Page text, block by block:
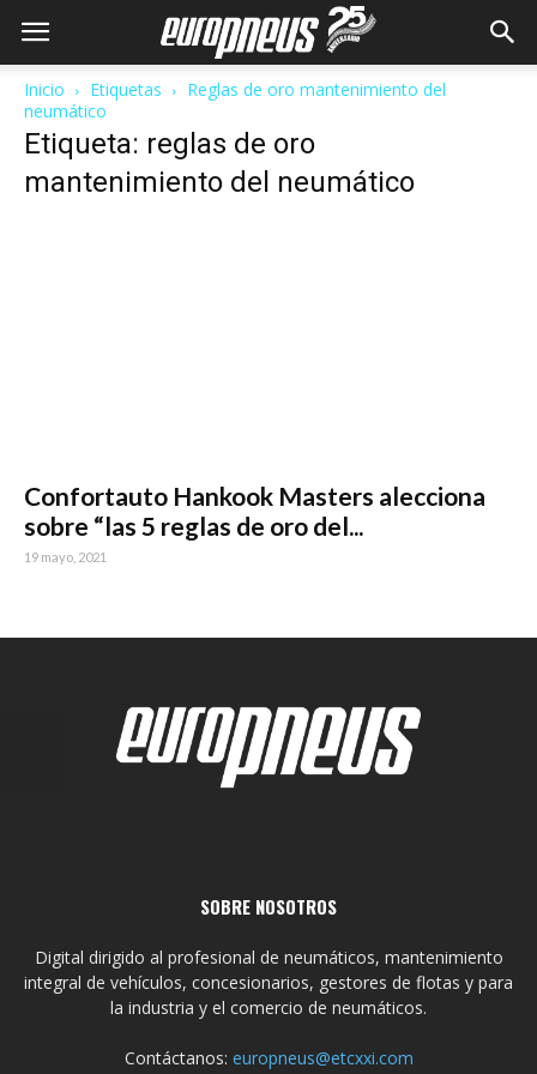
Inicio Etiquetas
Reglas de oro mantenimiento del
neumático
Etiqueta: reglas de oro
mantenimiento del neumático
Confortauto Hankook Masters alecciona
sobre “las 5 reglas de oro del...
19 mayo, 2021
SOBRE NOSOTROS
Digital dirigido al profesional de neumáticos, mantenimiento
integral de vehículos, concesionarios, gestores de flotas y para
la industria y el comercio de neumáticos.
Contáctanos: europneus@etcxxi.com